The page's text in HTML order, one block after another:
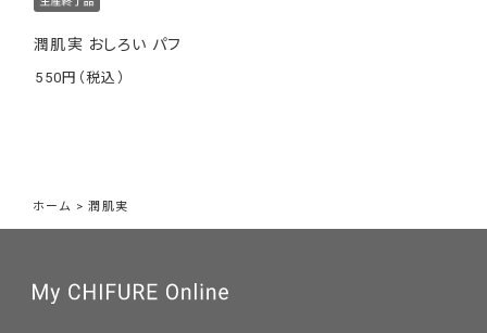
潤いのある肌を目指すための手間ひま
い、しっとりとした洗い上がりを実現しました。
そ、スキンケアの原点である「保湿」に向き合った石けんです。
潤肌実 おしろい パフ
550
ホーム >潤肌実